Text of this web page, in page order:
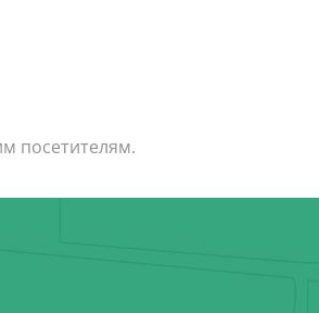
посетителям.